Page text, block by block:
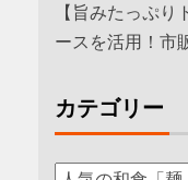
【旨みたっぷ
ースを活用！市
カテゴリー